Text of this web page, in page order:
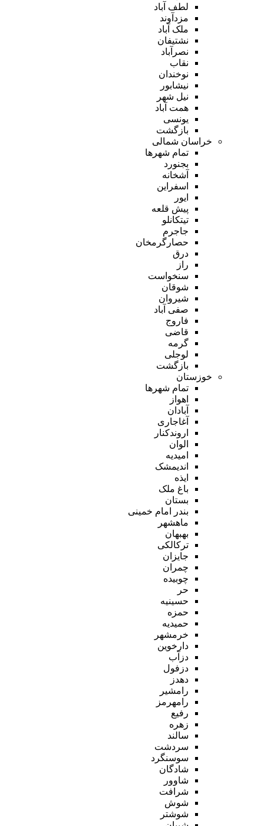
لطف آباد
مزدآوند
ملک آباد
نشتیفان
نصرآباد
نقاب
نوخندان
نیشابور
نیل شهر
همت آباد
یونسی
بازگشت
خراسان شمالی
تمام شهر‌ها
بجنورد
آشخانه
اسفراین
ایور
پیش قلعه
تیتکانلو
جاجرم
حصارگرمخان
درق
راز
سنخواست
شوقان
شیروان
صفی آباد
فاروج
قاضی
گرمه
لوجلی
بازگشت
خوزستان
تمام شهر‌ها
اهواز
آبادان
آغاجاری
اروندکنار
الوان
امیدیه
اندیمشک
ایذه
باغ ملک
بستان
بندر امام خمینی
ماهشهر
بهبهان
ترکالکی
جایزان
چمران
چوبیده
حر
حسینیه
حمزه
حمیدیه
خرمشهر
دارخوین
دزآب
دزفول
دهدز
رامشیر
رامهرمز
رفیع
زهره
سالند
سردشت
سوسنگرد
شادگان
شاوور
شرافت
شوش
شوشتر